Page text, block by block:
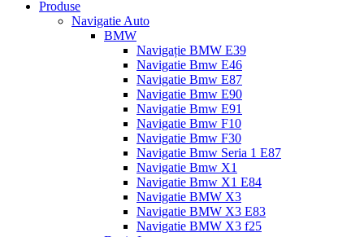
Produse
Navigatie Auto
BMW
Navigație BMW E39
Navigatie Bmw E46
Navigatie Bmw E87
Navigatie Bmw E90
Navigatie Bmw E91
Navigatie Bmw F10
Navigatie Bmw F30
Navigatie Bmw Seria 1 E87
Navigatie Bmw X1
Navigatie Bmw X1 E84
Navigatie BMW X3
Navigatie BMW X3 E83
Navigatie BMW X3 f25